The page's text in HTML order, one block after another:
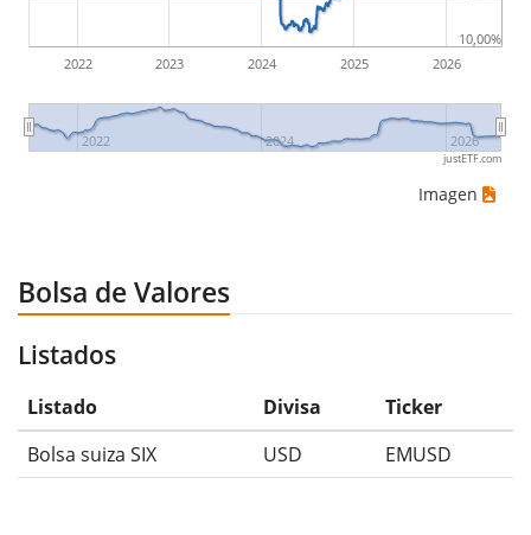
2022 2023 2024 2025 2026
2022 2024 2026
10,00%
justETF.com
Imagen
Bolsa de Valores
Listados
Listado Divisa
Ticker
Bolsa suiza SIX
USD EMUSD